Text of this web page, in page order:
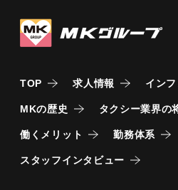
TOP 求人情報 イン
MKの歴史 タクシー業界の
働くメリット 勤務体系
スタッフインタビュー